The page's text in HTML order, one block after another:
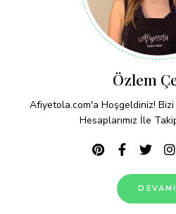
Özlem
Afiyetola.com'a Hoşgeldiniz!
Hesaplarımız İle
DEVAMI